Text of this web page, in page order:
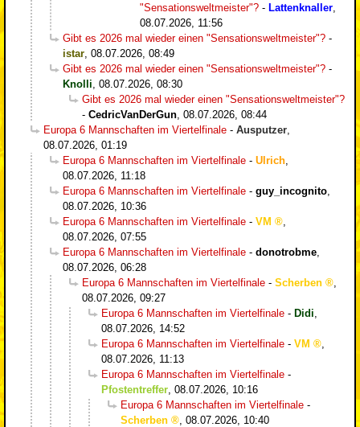
"Sensationsweltmeister"? - Lattenknaller
08.07.2026, 11:56
Gibt es 2026 mal wieder einen "Sensationsweltmeister"? -
istar 08.07.2026, 08:49
Gibt es 2026 mal wieder einen "Sensationsweltmeister"? -
Knolli 08.07.2026, 08:30
Gibt es 2026 mal wieder einen "Sensationsweltmeister"?
- CedricVanDerGun 08.07.2026, 08:44
Europa 6 Mannschaften im Viertelfinale - Ausputzer
08.07.2026, 01:19
Europa 6 Mannschaften im Viertelfinale - Ulrich
08.07.2026, 11:18
Europa 6 Mannschaften im Viertelfinale - guy_incognito
08.07.2026, 10:36
Europa 6 Mannschaften im Viertelfinale - VM
08.07.2026, 07:55
Europa 6 Mannschaften im Viertelfinale - donotrobme
08.07.2026, 06:28
Europa 6 Mannschaften im Viertelfinale - Scherben
08.07.2026, 09:27
Europa 6 Mannschaften im Viertelfinale - Didi
08.07.2026, 14:52
Europa 6 Mannschaften im Viertelfinale - VM
08.07.2026, 11:13
Europa 6 Mannschaften im Viertelfinale -
Pfostentreffer 08.07.2026, 10:16
Europa 6 Mannschaften im Viertelfinale -
Scherben
08.07.2026, 10:40